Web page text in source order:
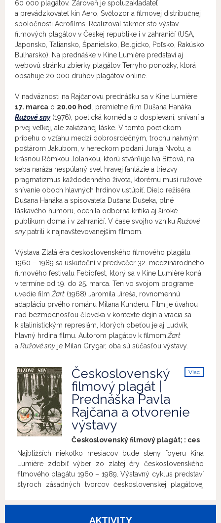
60 000 plagátov. Zároveň je spoluzakladateľ
a prevádzkovateľ kín Aero, Světozor a filmovej distribučnej
spoločnosti Aerofilms. Realizoval takmer sto výstav
filmových plagátov v Českej republike i v zahraničí (USA,
Japonsko, Taliansko, Španielsko, Belgicko, Poľsko, Rakúsko,
Bulharsko). Na prednáške v Kine Lumière predstaví aj
webovú stránku zbierky plagátov Terryho ponožky, ktorá
obsahuje 20 000 druhov plagátov online.
V nadväznosti na Rajčanovu prednášku sa v Kine Lumière
17. marca o 20.00 hod
. premietne film Dušana Hanáka
Ružové sny(1976), poetická komédia o dospievaní, snívaní a
prvej veľkej, ale zakázanej láske. V tomto poetickom
príbehu o vzťahu medzi dobrosrdečným, trochu naivným
poštárom Jakubom, v hereckom podaní Juraja Nvotu, a
krásnou Rómkou Jolankou, ktorú stvárňuje Iva Bittová, na
seba naráža nespútaný svet hravej fantázie a triezvy
pragmatizmus každodenného života, ktorému musí ružové
snívanie oboch hlavných hrdinov ustúpiť. Dielo režiséra
Dušana Hanáka a spisovateľa Dušana Dušeka, plné
láskavého humoru, ocenila odborná kritika aj široké
publikum doma i v zahraničí. V čase svojho vzniku Ružové
sny patrili k najnavštevovanejším filmom.
Výstava Zlatá éra československého filmového plagátu
1960 – 1989 sa uskutoční v predvečer 32. medzinárodného
filmového festivalu Febiofest, ktorý sa v Kine Lumière koná
v termíne od 19. do 25. marca. Ten vo svojom programe
uvedie film Žart (1968) Jaromila Jireša, rovnomennú
adaptáciu prvého románu Milana Kunderu. Film je úvahou
nad bezmocnosťou človeka v kontexte dejín a vracia sa
k stalinistickým represiám, ktorých obeťou je aj Ludvík,
hlavný hrdina filmu. Autorom plagátov k filmom Žart
a Ružové sny je Milan Grygar, oba sú súčasťou výstavy.
Viac
Československý
filmový plagát |
Prednáška Pavla
Rajčana a otvorenie
výstavy
Československý filmový plagát; : ces
Najbližších niekoľko mesiacov bude steny foyeru Kina
Lumière zdobiť výber zo zlatej éry československého
filmového plagátu 1960 – 1989. Výstavný cyklus predstaví
štyroch zásadných tvorcov československej plagátovej
zo Zvolena, ktorý je vrcholným predstaviteľom
konceptuálneho prístupu k plagátom. V období rokov
AKTIVITY